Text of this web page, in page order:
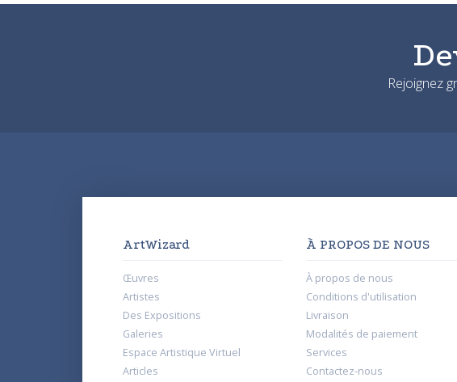
Rejoignez
ArtWizard
Œuvres
Artistes
Des Expositions
Galeries
Espace Artistique Virtuel
Articles
À PROPOS DE NOUS
À propos de nous
Conditions d'utilisation
Livraison
Modalités de paiement
Services
Contactez-nous